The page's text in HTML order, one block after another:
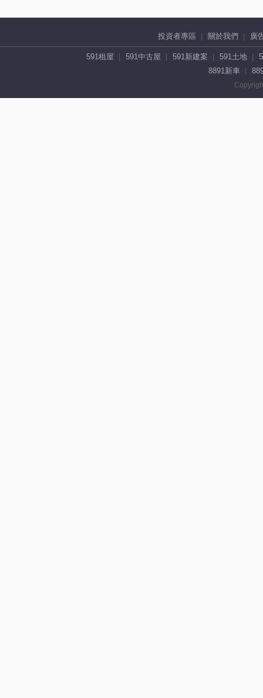
投資者專區 關於我們 廣
591租屋 591中古屋 591新建案 591土地
8891新車